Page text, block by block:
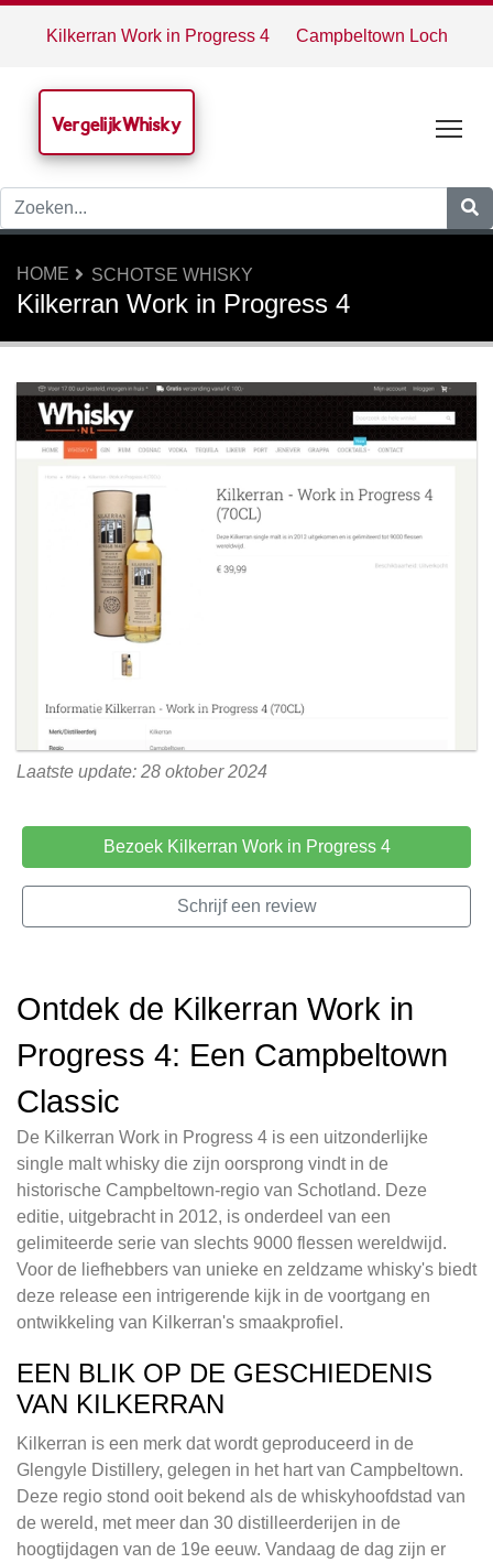
Kilkerran Work in Progress 4 Campbeltown Loch
VergelijkWhisky
HOME SCHOTSE WHISKY
Kilkerran Work in Progress 4
Laatste update: 28 oktober 2024
Bezoek Kilkerran Work in Progress 4
Schrijf een review
Ontdek de Kilkerran Work in
Progress 4: Een Campbeltown
Classic
De Kilkerran Work in Progress 4 is een uitzonderlijke
single malt whisky die zijn oorsprong vindt in de
historische Campbeltown-regio van Schotland. Deze
editie, uitgebracht in 2012, is onderdeel van een
gelimiteerde serie van slechts 9000 flessen wereldwijd.
Voor de liefhebbers van unieke en zeldzame whisky's biedt
deze release een intrigerende kijk in de voortgang en
ontwikkeling van Kilkerran's smaakprofiel.
EEN BLIK OP DE GESCHIEDENIS
VAN KILKERRAN
Kilkerran is een merk dat wordt geproduceerd in de
Glengyle Distillery, gelegen in het hart van Campbeltown.
Deze regio stond ooit bekend als de whiskyhoofdstad van
de wereld, met meer dan 30 distilleerderijen in de
hoogtijdagen van de 19e eeuw. Vandaag de dag zijn er